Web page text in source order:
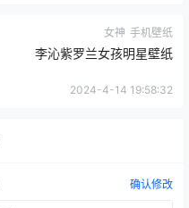
女神 手机壁纸
李沁紫罗兰女孩明星壁纸
2024-4-14 19:58:32
确认修改